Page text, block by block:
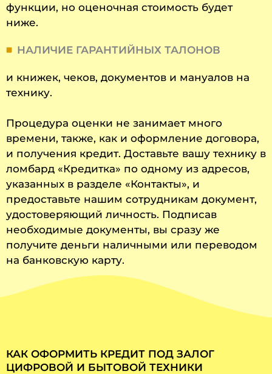
функции, но оценочная стоимость будет
ниже.
НАЛИЧИЕ ГАРАНТИЙНЫХ ТАЛОНОВ
и книжек, чеков, документов и мануалов на
технику.
Процедура оценки не занимает много
времени, также, как и оформление договора,
и получения кредит. Доставьте вашу технику в
ломбард «Кредитка» по одному из адресов,
указанных в разделе «Контакты», и
предоставьте нашим сотрудникам документ,
удостоверяющий личность. Подписав
необходимые документы, вы сразу же
получите деньги наличными или переводом
на банковскую карту.
КАК ОФОРМИТЬ КРЕДИТ ПОД ЗАЛОГ
ЦИФРОВОЙ И БЫТОВОЙ ТЕХНИКИ